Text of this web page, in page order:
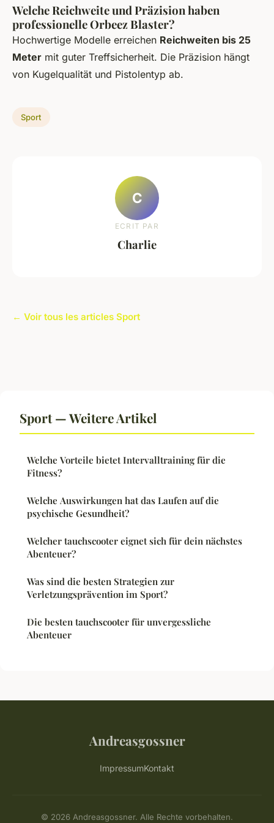
Welche Reichweite und Präzision haben
professionelle Orbeez Blaster?
Hochwertige Modelle erreichen Reichweiten bis 25
Meter mit guter Treffsicherheit. Die Präzision hängt
von Kugelqualität und Pistolentyp ab.
Sport
C
ECRIT PAR
Charlie
← Voir tous les articles Sport
Sport — Weitere Artikel
Welche Vorteile bietet Intervalltraining für die
Fitness?
Welche Auswirkungen hat das Laufen auf die
psychische Gesundheit?
Welcher tauchscooter eignet sich für dein nächstes
Abenteuer?
Was sind die besten Strategien zur
Verletzungsprävention im Sport?
Die besten tauchscooter für unvergessliche
Abenteuer
Andreasgossner
ImpressumKontakt
© 2026 Andreasgossner. Alle Rechte vorbehalten.